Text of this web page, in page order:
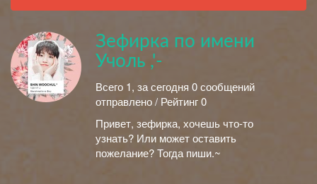
Зефирка по имени
Учоль ,'-
Всего 1, за сегодня 0 сообщений
отправлено / Рейтинг 0
Привет, зефирка, хочешь что-то
узнать? Или может оставить
пожелание? Тогда пиши.~